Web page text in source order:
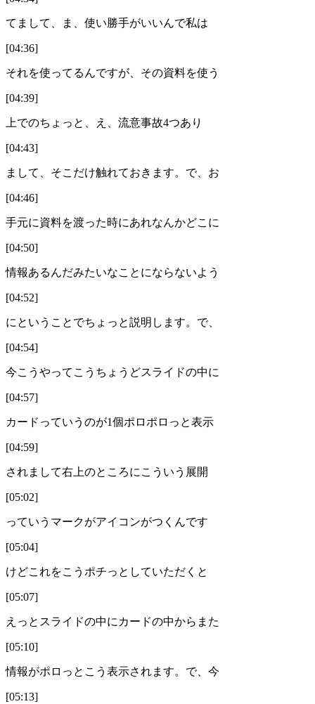
てまして、ま、使い勝手がいいんで私は
[04:36]
それを使ってるんですが、その資料を使う
[04:39]
上でのちょっと、え、流意事故4つあり
[04:43]
まして、そこだけ触れておきます。で、お
[04:46]
手元に資料を渡った時にあれなんかどこに
[04:50]
情報あるんだみたいなことにならないよう
[04:52]
にということでちょっと説明します。で、
[04:54]
今こうやってこうちょうどスライドの中に
[04:57]
カードっていうのが1個ポロポロっと表示
[04:59]
されまして右上のところにこういう展開
[05:02]
っていうマークがアイコンがつくんです
[05:04]
けどこれをこうポチっとしていただくと
[05:07]
えっとスライドの中にカードの中からまた
[05:10]
情報がポロっとこう表示されます。で、今
[05:13]